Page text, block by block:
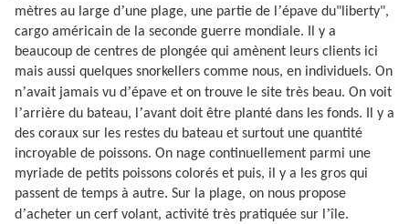
mètres au large d’une plage, une partie de l ’épave du"liberty",
cargo américain de la seconde guerre mondiale. Il y a
beaucoup de centres de plongée qui amènent leurs clients ici
mais aussi quelques snorkellers comme nous, en individuels. On
n’avait jamais vu d’épave et on trouve le site très beau. On voit
’arrière du bateau, l ’avant doit être planté dans les fonds. Il y a
des coraux sur les restes du bateau et surtout une quantité
incroyable de poissons. On nage continuellement parmi une
myriade de petits poissons colorés et puis, il y a les gros qui
passent de temps à autre. Sur la plage, on nous propose
d’acheter un cerf volant, activité très pratiquée sur l ’île.